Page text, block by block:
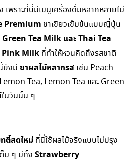
พราะที่นี่มีเมนูเครื่องดื่มหลากหลายไม่
Premium ชาเขียวเข้มข้นแบบญี่ปุ่น
Green Tea Milk และ Thai Tea
Pink Milk ที่ทำให้หวนคิดถึงรสชาติ
ยังมี ชาผลไม้หลากรส เช่น Peach
Tea, Lemon Tea และ Green
นวันนั้น ๆ
ตี้สดใหม่ ที่นี่ใช้ผลไม้จริงแบบไม่ปรุง
ม ๆ มีทั้ง Strawberry